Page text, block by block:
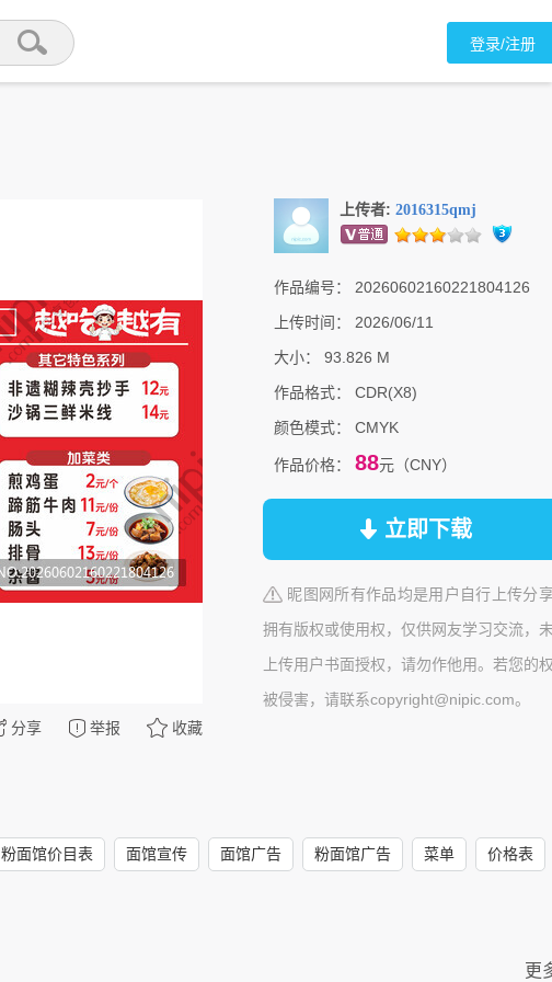
登录/注册
分享 举报 收藏
上传者: 2016315qmj
作品编号：
20260602160221804126
上传时间：
2026/06/11
大小：
93.826 M
作品格式：
CDR(X8)
颜色模式：
CMYK
作品价格： 88元（CNY）
立即下载
昵图网所有作品均是用户自行上传分
拥有版权或使用权，仅供网友学习交流，
上传用户书面授权，请勿作他用。若您的
被侵害，请联系copyright@nipic.com。
粉面馆价目表 面馆宣传 面馆广告 粉面馆广告 菜单 价格表
更